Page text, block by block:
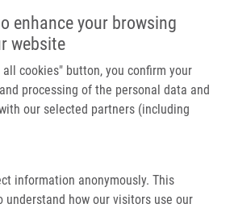
enhance your browsing
website
cookies" button, you confirm your
processing of the personal data and
our selected partners (including
information anonymously. This
understand how our visitors use our